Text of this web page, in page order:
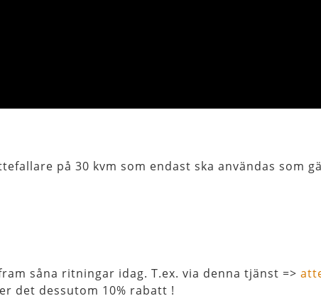
på 30 kvm som endast ska användas som
såna ritningar idag. T.ex. via denna tjänst =>
det dessutom 10% rabatt !